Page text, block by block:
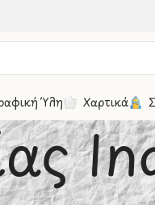
Ύλη Χαρτικά
Art Creation/Χρώματα